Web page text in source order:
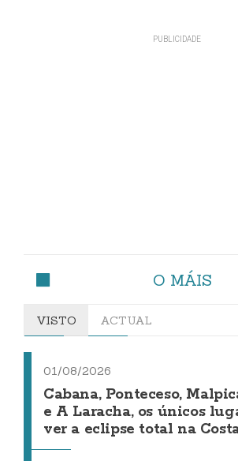
O MÁIS
VISTO ACTUAL
01/08/2026
Cabana, Ponteceso,
e A Laracha, os únicos
ver a eclipse total na